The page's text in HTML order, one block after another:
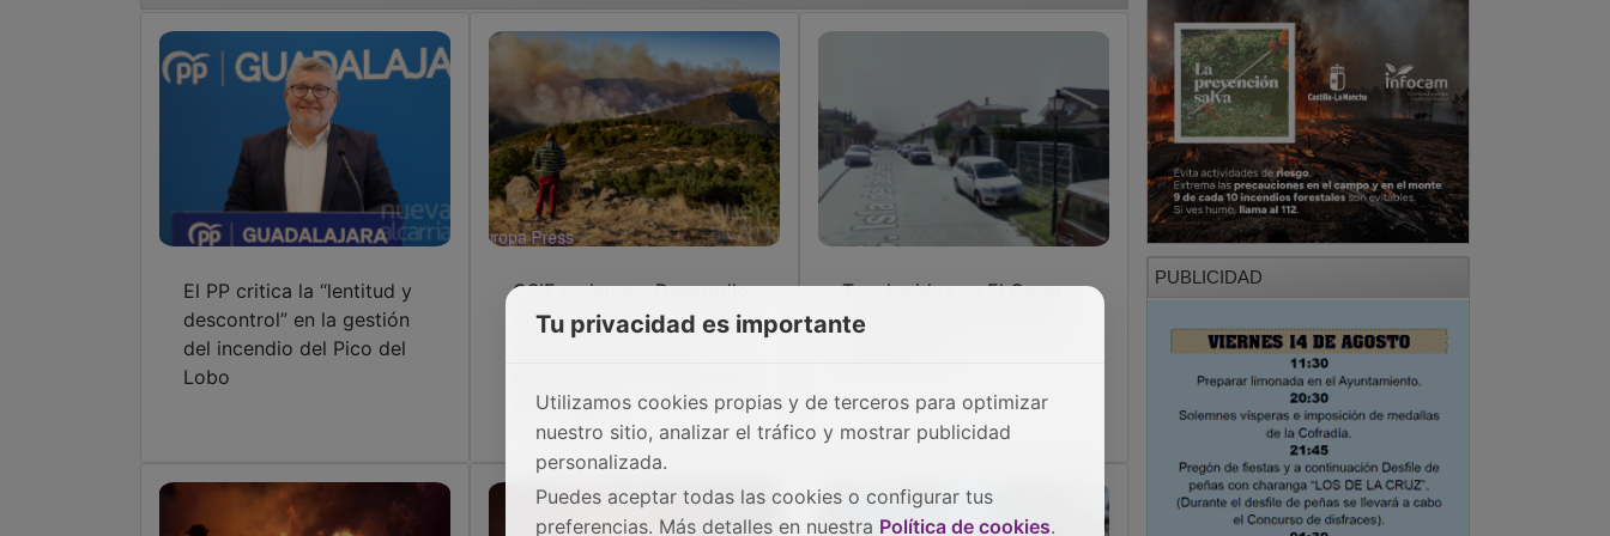
El PP critica la “lentitud y
descontrol” en la gestión
del incendio del Pico del
Lobo
CSIF reclama a Desarrollo
Sostenible que planifique
seis meses
Tres heridos en El Casar
tras un estallido en una
PUBLICIDAD
Tu privacidad es importante
Utilizamos cookies propias y de terceros para optimizar
nuestro sitio, analizar el tráfico y mostrar publicidad
personalizada.
Puedes aceptar todas las cookies o configurar tus
preferencias. Más detalles en nuestra Política de cookies.